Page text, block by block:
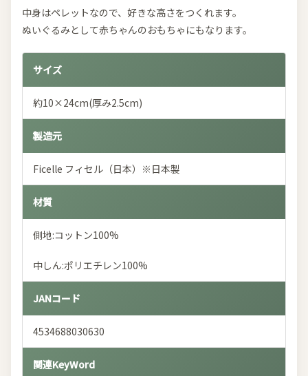
中身はペレットなので、好きな高さをつくれます。
ぬいぐるみとして赤ちゃんのおもちゃにもなります。
サイズ
約10×24cm(厚み2.5cm)
製造元
Ficelle フィセル（日本）※日本製
材質
側地:コットン100%
中しん:ポリエチレン100%
JANコード
4534688030630
関連KeyWord